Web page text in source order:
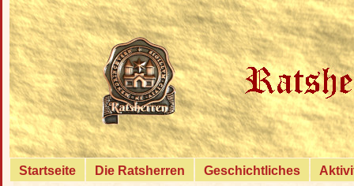
Startseite Die Ratsherren Geschichtliches